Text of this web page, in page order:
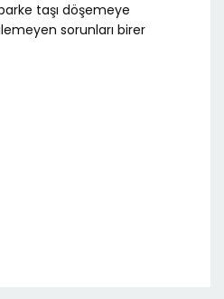
taşı döşemeye
sorunları birer